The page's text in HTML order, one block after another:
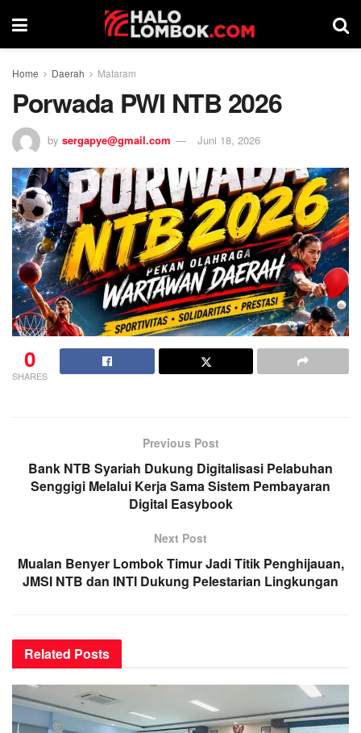
Home Daerah Mataram
Porwada PWI NTB 2026
by sergapye@gmail.com Juni 18, 2026
0
SHARES
Previous Post
Bank NTB Syariah Dukung Digitalisasi Pelabuhan
Senggigi Melalui Kerja Sama Sistem Pembayaran
Digital Easybook
Next Post
Mualan Benyer Lombok Timur Jadi Titik Penghijauan,
JMSI NTB dan INTI Dukung Pelestarian Lingkungan
Related Posts